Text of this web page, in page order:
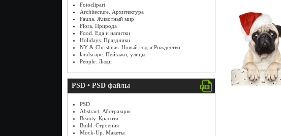
Fotoclipart
Architecture. Архитектура
Fauna. Животный мир
Flora. Природа
Food. Еда и напитки
Holidays. Праздники
NY & Christmas. Новый год и Рождество
landscape. Пейзажи, улицы
People. Люди
PSD • PSD файлы
PSD
Abstract. Абстракция
Beauty. Красота
Build. Строения
Mock-Up. Макеты